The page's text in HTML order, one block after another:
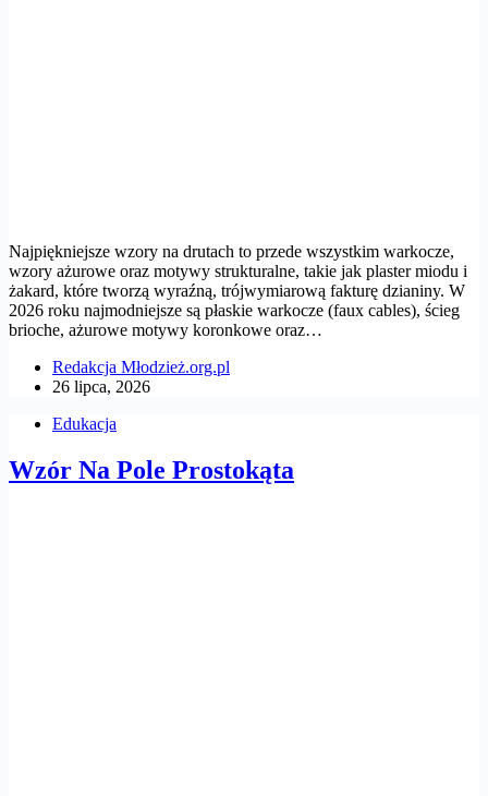
Najpiękniejsze wzory na drutach to przede wszystkim warkocze,
wzory ażurowe oraz motywy strukturalne, takie jak plaster miodu i
żakard, które tworzą wyraźną, trójwymiarową fakturę dzianiny. W
2026 roku najmodniejsze są płaskie warkocze (faux cables), ścieg
brioche, ażurowe motywy koronkowe oraz…
Redakcja Młodzież.org.pl
26 lipca, 2026
Edukacja
Wzór Na Pole Prostokąta